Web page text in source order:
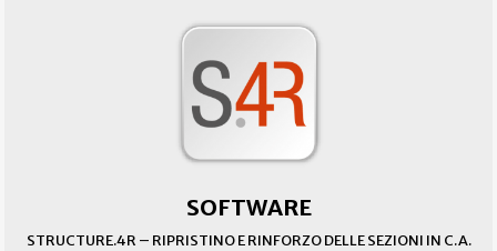
SOFTWARE
STRUCTURE.4R – RIPRISTINO E RINFORZO DELLE SEZIONI IN C.A.